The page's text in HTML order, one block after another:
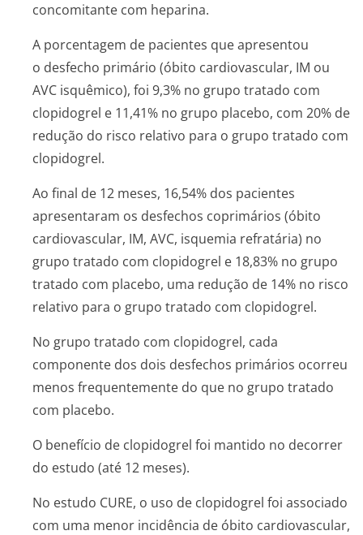
concomitante com heparina.
A porcentagem de pacientes que apresentou
o desfecho primário (óbito cardiovascular, IM ou
AVC isquêmico), foi 9,3% no grupo tratado com
clopidogrel e 11,41% no grupo placebo, com 20% de
redução do risco relativo para o grupo tratado com
clopidogrel.
Ao final de 12 meses, 16,54% dos pacientes
apresentaram os desfechos coprimários (óbito
cardiovascular, IM, AVC, isquemia refratária) no
grupo tratado com clopidogrel e 18,83% no grupo
tratado com placebo, uma redução de 14% no risco
relativo para o grupo tratado com clopidogrel.
No grupo tratado com clopidogrel, cada
componente dos dois desfechos primários ocorreu
menos frequentemente do que no grupo tratado
com placebo.
O benefício de clopidogrel foi mantido no decorrer
do estudo (até 12 meses).
No estudo CURE, o uso de clopidogrel foi associado
com uma menor incidência de óbito cardiovascular,